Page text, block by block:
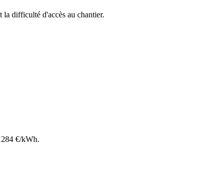
la difficulté d'accès au chantier.
€/kWh.